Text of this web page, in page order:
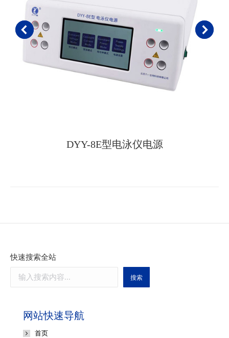
DYY-8E型电泳仪电源
快速搜索全站
搜索
网站快速导航
首页